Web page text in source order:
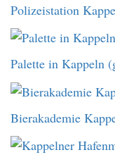
Polizeistation
Palette in Kappeln
Bierakademie